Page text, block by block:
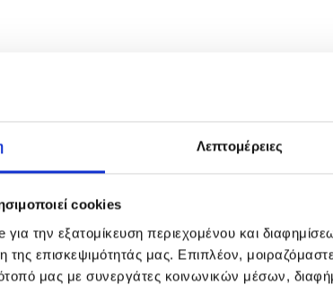
Λεπτομέρειες
cookies
την εξατομίκευση περιεχομένου και
της επισκεψιμότητάς μας. Επιπλέον,
μας με συνεργάτες κοινωνικών μέσων,